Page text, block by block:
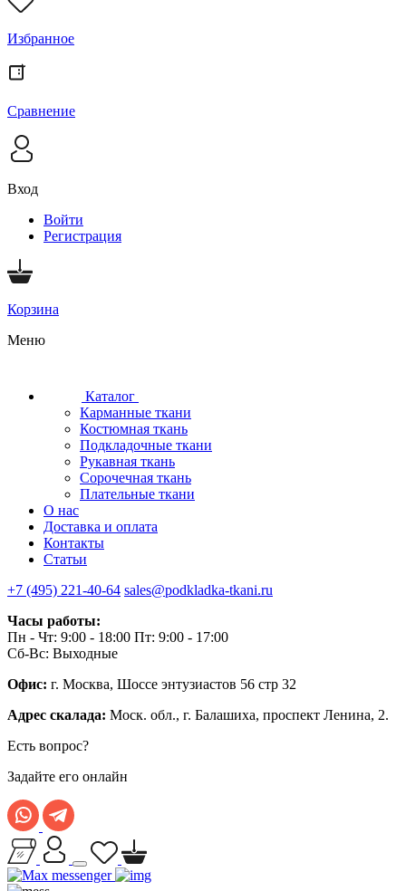
Избранное
Сравнение
Вход
Войти
Регистрация
Корзина
Меню
Каталог
Карманные ткани
Костюмная ткань
Подкладочные ткани
Рукавная ткань
Сорочечная ткань
Плательные ткани
О нас
Доставка и оплата
Контакты
Статьи
+7 (495) 221-40-64 sales@podkladka-tkani.ru
Часы работы:
Пн - Чт: 9:00 - 18:00 Пт: 9:00 - 17:00
Сб-Вс: Выходные
Офис: г. Москва, Шоссе энтузиастов 56 стр 32
Адрес скалада: Моск. обл., г. Балашиха, проспект Ленина, 2.
Есть вопрос?
Задайте его онлайн